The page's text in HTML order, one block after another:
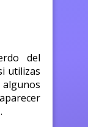
del
utilizas